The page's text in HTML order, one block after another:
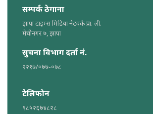
सम्पर्क ठेगाना
झापा टाइम्स मिडिया नेटवर्क प्रा. ली.
मेचीनगर ७, झापा
सुचना विभाग दर्ता नं.
२२१७/०७७-०७८
टेलिफोन
९८५२६७४८२८